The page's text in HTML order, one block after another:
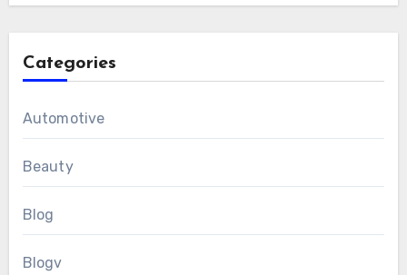
Categories
Automotive
Beauty
Blog
Blogv